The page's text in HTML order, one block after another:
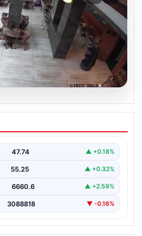
Merdivenlerden Düştü ve
Nedeniyle 3 Gün İzin
gösteren bir restoranda görev
47.74 ▲ +0.18%
55.25 ▲ +0.32%
6660.6 ▲ +2.59%
3088818 ▼ -0.16%